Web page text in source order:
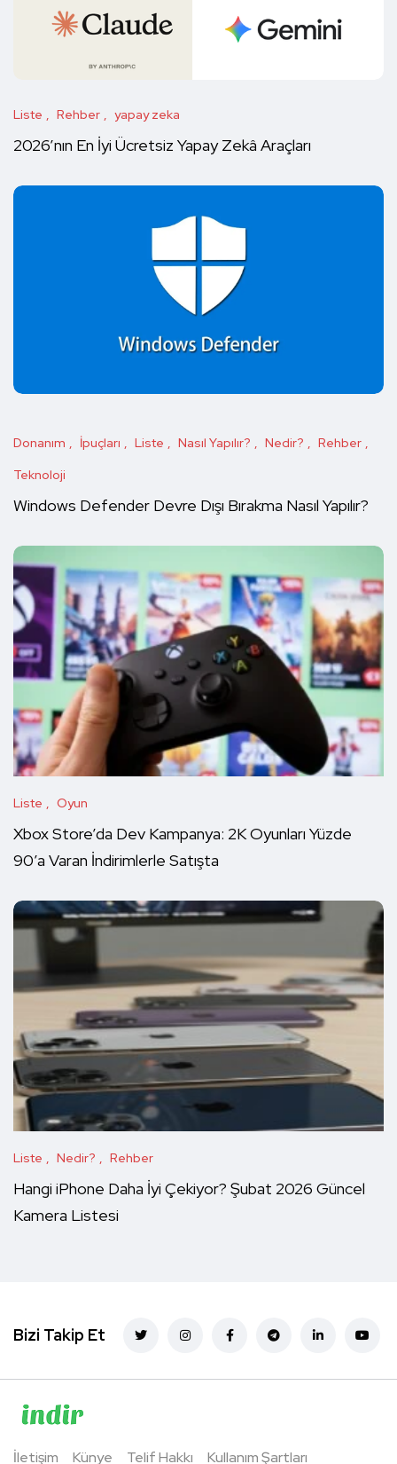
Liste Rehber yapay zeka
2026’nın En İyi Ücretsiz Yapay Zekâ Araçları
Donanım İpuçları Liste Nasıl Yapılır? Nedir?
Rehber
Teknoloji
Windows Defender Devre Dışı Bırakma Nasıl Yapılır?
Liste Oyun
Xbox Store’da Dev Kampanya: 2K Oyunları Yüzde
90’a Varan İndirimlerle Satışta
Liste Nedir? Rehber
Hangi iPhone Daha İyi Çekiyor? Şubat 2026 Güncel
Kamera Listesi
Bizi Takip Et
İletişim Künye Telif Hakkı Kullanım Şartları